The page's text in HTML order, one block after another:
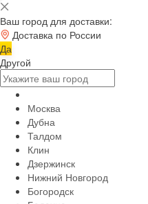
Ваш город для доставки:
Доставка по России
Да
Другой
Москва
Дубна
Талдом
Клин
Дзержинск
Нижний Новгород
Богородск